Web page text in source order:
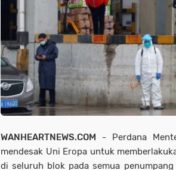
WANHEARTNEWS.COM - Perdana
mendesak Uni Eropa untuk
di seluruh blok pada semua